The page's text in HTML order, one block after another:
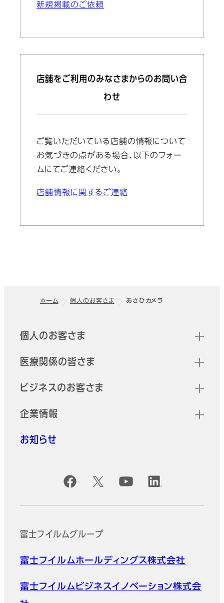
新規掲載のご依頼
店舗をご利用のみなさまからのお問い合
わせ
ご覧いただいている店舗の情報について
お気づきの点がある場合、以下のフォー
ムにてご連絡ください。
店舗情報に関するご連絡
ホーム 個人のお客さま あさひカメラ
クイックリンク
個人のお客さま
医療関係の皆さま
ビジネスのお客さま
企業情報
お知らせ
公式SNSアカウント
富士フイルムグループ
富士フイルムホールディングス株式会社
富士フイルムビジネスイノベーション株式会